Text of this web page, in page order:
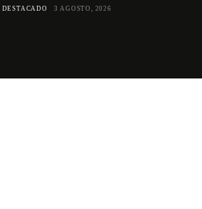
DESTACADO 3 AGOSTO, 2026